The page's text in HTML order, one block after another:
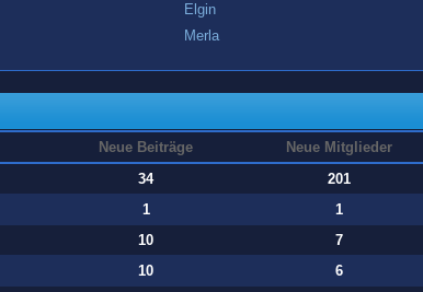
Elgin
Merla
Neue Beiträge
Neue Mitglieder
34
201
1
1
10
7
10
6